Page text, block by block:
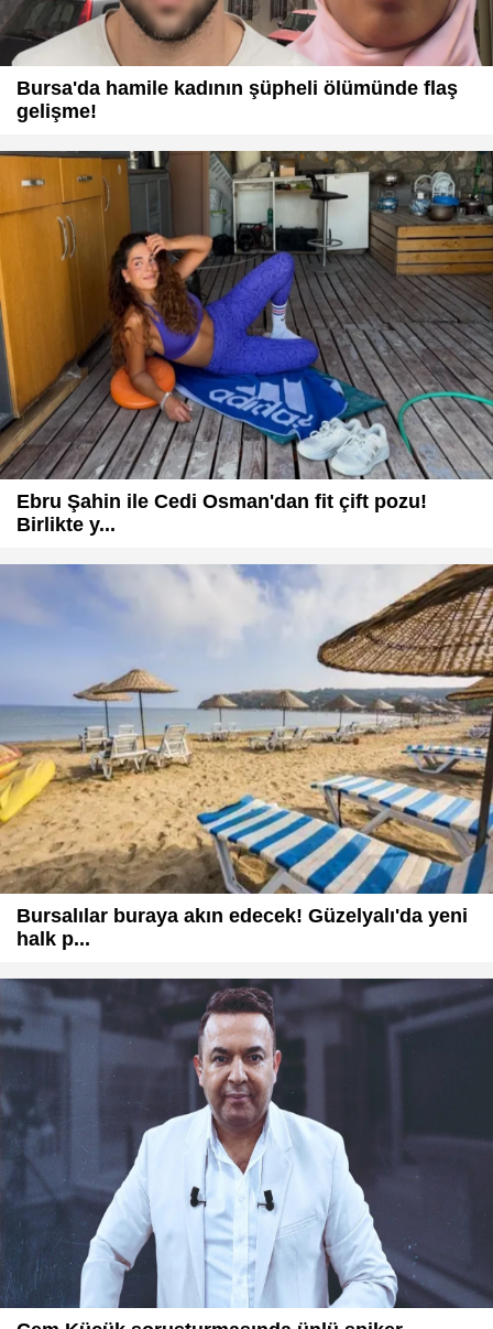
Bursa'da hamile kadının şüpheli ölümünde flaş
gelişme!
Ebru Şahin ile Cedi Osman'dan fit çift pozu!
Birlikte y...
Bursalılar buraya akın edecek! Güzelyalı'da yeni
halk p...